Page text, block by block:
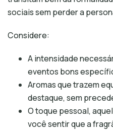
sociais sem perder a
Considere:
A intensidade
eventos bons
Aromas que trazem
destaque, sem
O toque pessoal,
você sentir que a